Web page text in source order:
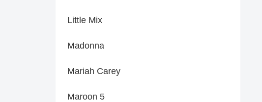
Little Mix
Madonna
Mariah Carey
Maroon 5